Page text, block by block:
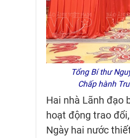
Tổng Bí thư
Chấp hành
Hai nhà Lãnh đạo
hoạt động trao
Ngày hai nước